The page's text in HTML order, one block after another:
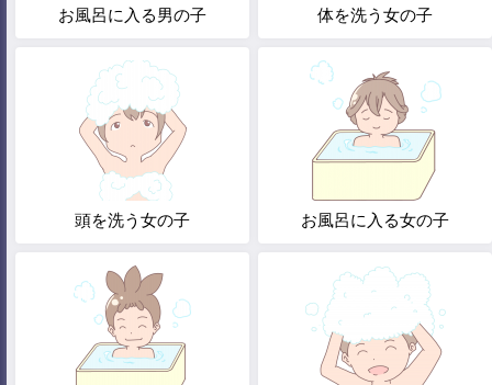
お風呂に入る男の子 体を洗う女の子
頭を洗う女の子 お風呂に入る女の子